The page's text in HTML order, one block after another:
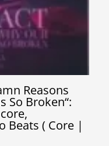
Reasons
So Broken“:
Beats ( Core |